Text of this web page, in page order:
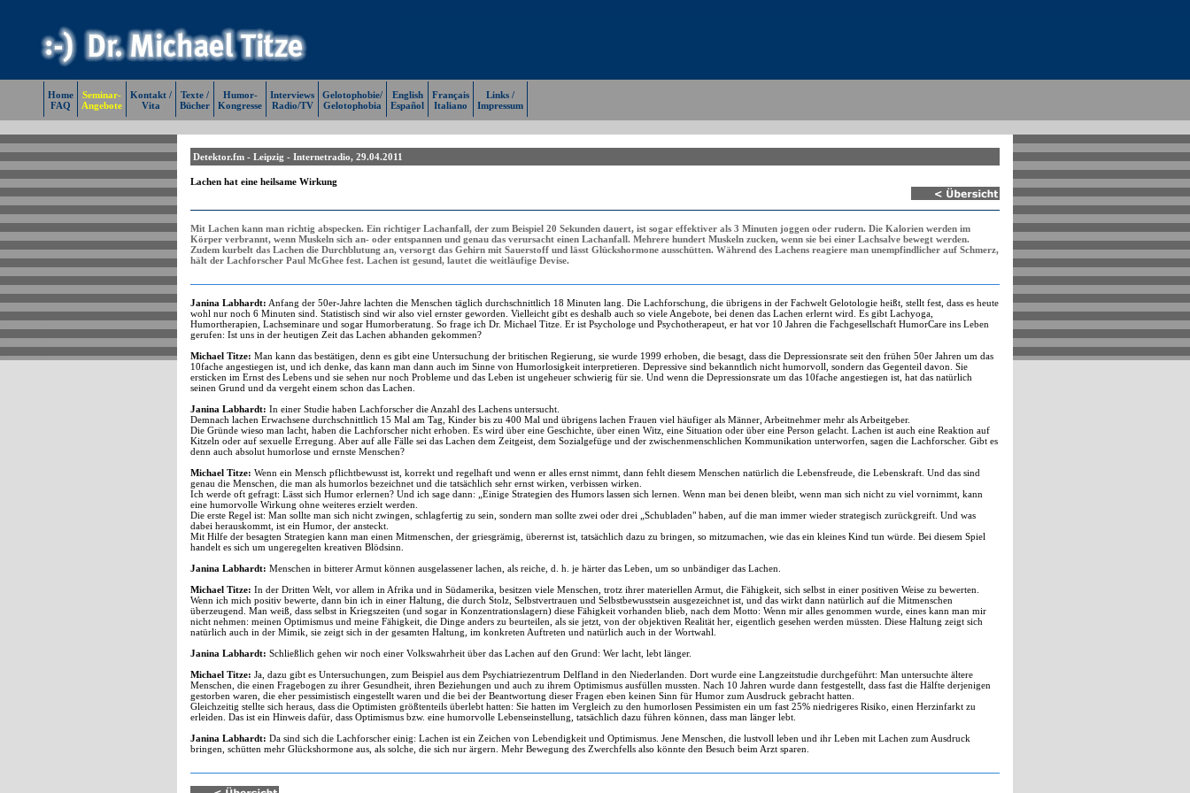
Home
FAQ
Seminar-
Angebote
Kontakt /
Vita
Texte /
Bücher
Humor-
Kongresse
Interviews
Radio/TV
Gelotophobie/
Gelotophobia
English
Español
Français
Italiano
Links /
Impressum
Detektor.fm - Leipzig - Internetradio, 29.04.2011
Lachen hat eine heilsame Wirkung
Mit Lachen kann man richtig abspecken. Ein richtiger Lachanfall, der zum Beispiel 20 Sekunden dauert, ist sogar effektiver als 3 Minuten joggen oder rudern. Die Kalorien werden im
Körper verbrannt, wenn Muskeln sich an- oder entspannen und genau das verursacht einen Lachanfall. Mehrere hundert Muskeln zucken, wenn sie bei einer Lachsalve bewegt werden.
Zudem kurbelt das Lachen die Durchblutung an, versorgt das Gehirn mit Sauerstoff und lässt Glückshormone ausschütten. Während des Lachens reagiere man unempfindlicher auf Schmerz,
hält der Lachforscher Paul McGhee fest. Lachen ist gesund, lautet die weitläufige Devise.
Janina Labhardt: Anfang der 50er-Jahre lachten die Menschen täglich durchschnittlich 18 Minuten lang. Die Lachforschung, die übrigens in der Fachwelt Gelotologie heißt, stellt fest, dass es heute
wohl nur noch 6 Minuten sind. Statistisch sind wir also viel ernster geworden. Vielleicht gibt es deshalb auch so viele Angebote, bei denen das Lachen erlernt wird. Es gibt Lachyoga,
Humortherapien, Lachseminare und sogar Humorberatung. So frage ich Dr. Michael Titze. Er ist Psychologe und Psychotherapeut, er hat vor 10 Jahren die Fachgesellschaft HumorCare ins Leben
gerufen: Ist uns in der heutigen Zeit das Lachen abhanden gekommen?
Michael Titze: Man kann das bestätigen, denn es gibt eine Untersuchung der britischen Regierung, sie wurde 1999 erhoben, die besagt, dass die Depressionsrate seit den frühen 50er Jahren um das
10fache angestiegen ist, und ich denke, das kann man dann auch im Sinne von Humorlosigkeit interpretieren. Depressive sind bekanntlich nicht humorvoll, sondern das Gegenteil davon. Sie
ersticken im Ernst des Lebens und sie sehen nur noch Probleme und das Leben ist ungeheuer schwierig für sie. Und wenn die Depressionsrate um das 10fache angestiegen ist, hat das natürlich
seinen Grund und da vergeht einem schon das Lachen.
Janina Labhardt: In einer Studie haben Lachforscher die Anzahl des Lachens untersucht.
Demnach lachen Erwachsene durchschnittlich 15 Mal am Tag, Kinder bis zu 400 Mal und übrigens lachen Frauen viel häufiger als Männer, Arbeitnehmer mehr als Arbeitgeber.
Die Gründe wieso man lacht, haben die Lachforscher nicht erhoben. Es wird über eine Geschichte, über einen Witz, eine Situation oder über eine Person gelacht. Lachen ist auch eine Reaktion auf
Kitzeln oder auf sexuelle Erregung. Aber auf alle Fälle sei das Lachen dem Zeitgeist, dem Sozialgefüge und der zwischenmenschlichen Kommunikation unterworfen, sagen die Lachforscher. Gibt es
denn auch absolut humorlose und ernste Menschen?
Michael Titze: Wenn ein Mensch pflichtbewusst ist, korrekt und regelhaft und wenn er alles ernst nimmt, dann fehlt diesem Menschen natürlich die Lebensfreude, die Lebenskraft. Und das sind
genau die Menschen, die man als humorlos bezeichnet und die tatsächlich sehr ernst wirken, verbissen wirken.
Ich werde oft gefragt: Lässt sich Humor erlernen? Und ich sage dann: „Einige Strategien des Humors lassen sich lernen. Wenn man bei denen bleibt, wenn man sich nicht zu viel vornimmt, kann
eine humorvolle Wirkung ohne weiteres erzielt werden.
Die erste Regel ist: Man sollte man sich nicht zwingen, schlagfertig zu sein, sondern man sollte zwei oder drei „Schubladen" haben, auf die man immer wieder strategisch zurückgreift. Und was
dabei herauskommt, ist ein Humor, der ansteckt.
Mit Hilfe der besagten Strategien kann man einen Mitmenschen, der griesgrämig, überernst ist, tatsächlich dazu zu bringen, so mitzumachen, wie das ein kleines Kind tun würde. Bei diesem Spiel
handelt es sich um ungeregelten kreativen Blödsinn.
Janina Labhardt: Menschen in bitterer Armut können ausgelassener lachen, als reiche, d. h. je härter das Leben, um so unbändiger das Lachen.
Michael Titze: In der Dritten Welt, vor allem in Afrika und in Südamerika, besitzen viele Menschen, trotz ihrer materiellen Armut, die Fähigkeit, sich selbst in einer positiven Weise zu bewerten.
Wenn ich mich positiv bewerte, dann bin ich in einer Haltung, die durch Stolz, Selbstvertrauen und Selbstbewusstsein ausgezeichnet ist, und das wirkt dann natürlich auf die Mitmenschen
überzeugend. Man weiß, dass selbst in Kriegszeiten (und sogar in Konzentrationslagern) diese Fähigkeit vorhanden blieb, nach dem Motto: Wenn mir alles genommen wurde, eines kann man mir
nicht nehmen: meinen Optimismus und meine Fähigkeit, die Dinge anders zu beurteilen, als sie jetzt, von der objektiven Realität her, eigentlich gesehen werden müssten. Diese Haltung zeigt sich
natürlich auch in der Mimik, sie zeigt sich in der gesamten Haltung, im konkreten Auftreten und natürlich auch in der Wortwahl.
Janina Labhardt: Schließlich gehen wir noch einer Volkswahrheit über das Lachen auf den Grund: Wer lacht, lebt länger.
Michael Titze: Ja, dazu gibt es Untersuchungen, zum Beispiel aus dem Psychiatriezentrum Delfland in den Niederlanden. Dort wurde eine Langzeitstudie durchgeführt: Man untersuchte ältere
Menschen, die einen Fragebogen zu ihrer Gesundheit, ihren Beziehungen und auch zu ihrem Optimismus ausfüllen mussten. Nach 10 Jahren wurde dann festgestellt, dass fast die Hälfte derjenigen
gestorben waren, die eher pessimistisch eingestellt waren und die bei der Beantwortung dieser Fragen eben keinen Sinn für Humor zum Ausdruck gebracht hatten.
Gleichzeitig stellte sich heraus, dass die Optimisten größtenteils überlebt hatten: Sie hatten im Vergleich zu den humorlosen Pessimisten ein um fast 25% niedrigeres Risiko, einen Herzinfarkt zu
erleiden. Das ist ein Hinweis dafür, dass Optimismus bzw. eine humorvolle Lebenseinstellung, tatsächlich dazu führen können, dass man länger lebt.
Janina Labhardt: Da sind sich die Lachforscher einig: Lachen ist ein Zeichen von Lebendigkeit und Optimismus. Jene Menschen, die lustvoll leben und ihr Leben mit Lachen zum Ausdruck
bringen, schütten mehr Glückshormone aus, als solche, die sich nur ärgern. Mehr Bewegung des Zwerchfells also könnte den Besuch beim Arzt sparen.